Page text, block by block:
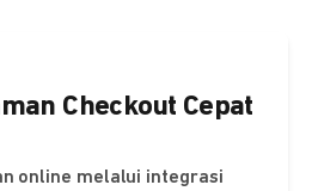
Checkout Cepat
online melalui integrasi